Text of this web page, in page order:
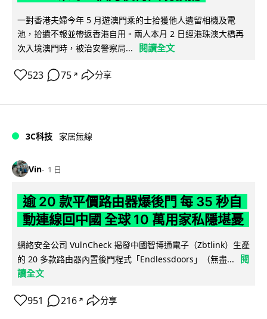
一對香港夫婦今年 5 月遊澳門乘的士拾獲他人遺留相機及電
池，拾遺不報並帶返香港自用。兩人本月 2 日經港珠澳大橋再
次入境澳門時，被治安警察局...
閱讀全文
523 75 ↗ 分享
3C科技 家居無線
Vin 1 日
逾 20 款平價路由器爆後門 每 35 秒自
動連線回中國 全球 10 萬用家私隱堪憂
網絡安全公司 VulnCheck 揭發中國智博通電子（Zbtlink）生產
的 20 多款路由器內置後門程式「Endlessdoors」（無盡...
閱
讀全文
951 216 ↗ 分享